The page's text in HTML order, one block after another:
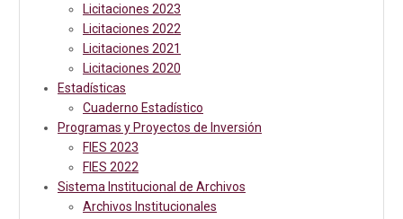
Licitaciones 2023
Licitaciones 2022
Licitaciones 2021
Licitaciones 2020
Estadísticas
Cuaderno Estadístico
Programas y Proyectos de Inversión
FIES 2023
FIES 2022
Sistema Institucional de Archivos
Archivos Institucionales